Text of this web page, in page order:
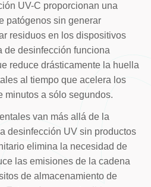
UV-C proporcionan una
patógenos sin generar
residuos en los dispositivos
de desinfección funciona
reduce drásticamente la huella
al tiempo que acelera los
minutos a sólo segundos.
van más allá de la
desinfección UV sin productos
elimina la necesidad de
las emisiones de la cadena
de almacenamiento de